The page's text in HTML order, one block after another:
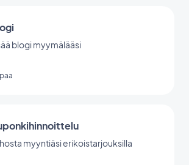
blogi myymälääsi
myyntiäsi erikoistarjouksilla